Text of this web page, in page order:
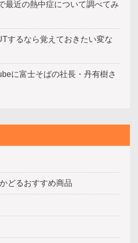
最近の熱中症について調べてみ
するなら覚えておきたい変な
に富士そばの社長・丹有樹さ
どるおすすめ商品